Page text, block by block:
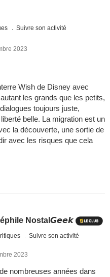
Suivre son activité
2023
Wish de Disney avec
les grands que les petits,
toujours juste,
belle. La migration est un
la découverte, une sortie de
avec les risques que cela
Nostal𝙂𝙚𝙚𝙠
Suivre son activité
2023
nombreuses années dans